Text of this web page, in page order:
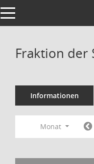
Toggle navigation
Fraktion der
Informationen
Monat